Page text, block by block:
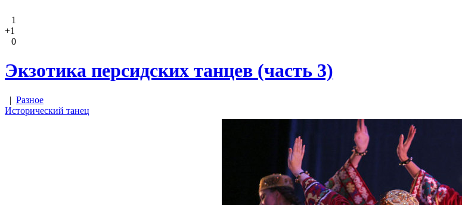
1
+1
0
Экзотика персидских танцев (часть 3)
| Разное
Исторический танец